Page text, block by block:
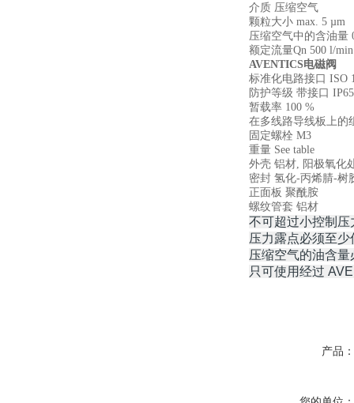
介质 压缩空气
颗粒大小 max. 5 µm
压缩空气中的含油量
额定流量Qn 500 l/min
AVENTICS电磁阀
标准化电路接口 ISO
防护等级 带接口 IP65
暂载率 100 %
在多线路导线板上的
固定螺栓 M3
重量 See table
外壳 铝材, 阳极氧化
密封 氢化-丙烯腈-树
正面板 聚酰胺
螺纹管套 铝材
不可超过小控制
压力露点必须至少
压缩空气的油含
只可使用经过
产品：